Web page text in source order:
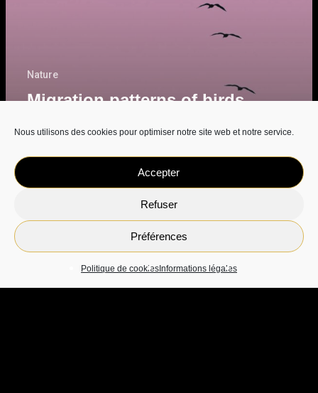
Nous utilisons des cookies pour optimiser notre site web et notre service.
Accepter
Refuser
Préférences
Politique de cookiesInformations légales
Nature
Migration patterns of birds